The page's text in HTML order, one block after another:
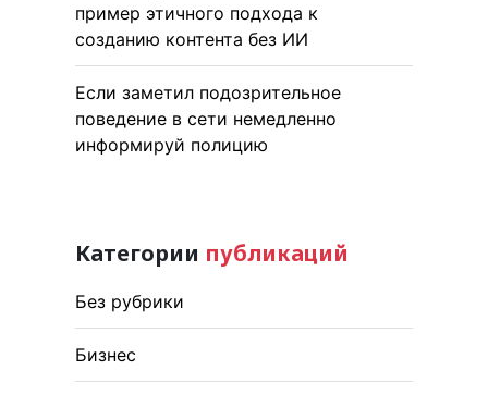
пример этичного подхода к
созданию контента без ИИ
Если заметил подозрительное
поведение в сети немедленно
информируй полицию
Категории публикаций
Без рубрики
Бизнес